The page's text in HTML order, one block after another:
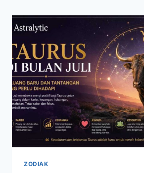
ZODIAK